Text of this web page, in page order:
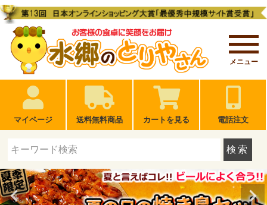
メニュー
マイページ 送料無料商品 カートを見る 電話注文
検索